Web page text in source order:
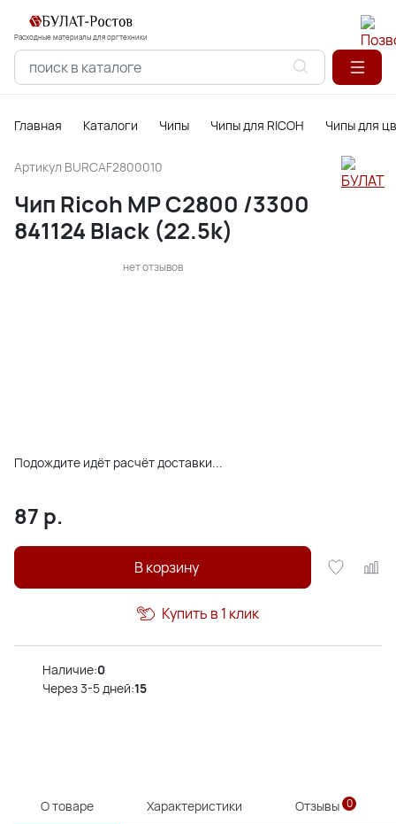
Расходные материалы для оргтехники
Главная Каталоги Чипы Чипы для RICOH Чипы для
Артикул BURCAF2800010
Чип Ricoh MP C2800 /3300
841124 Black (22.5k)
нет отзывов
Подождите идёт расчёт доставки...
87 р.
В корзину
Купить в 1 клик
Наличие:0
Через 3-5 дней:15
О товаре Характеристики Отзывы 0